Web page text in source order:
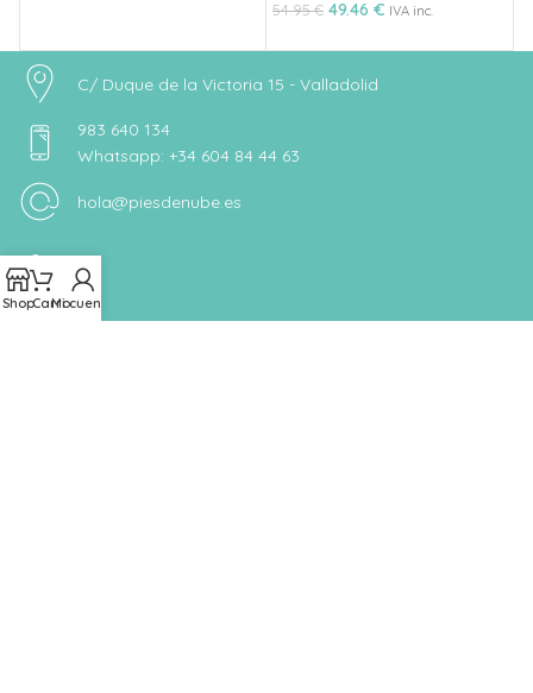
54.95€ 49.46 € IVA inc.
C/ Duque de la Victoria 15 - Valladolid
983 640 134
Whatsapp: +34 604 84 44 63
hola@piesdenube.es
ShopCarroMi cuenta